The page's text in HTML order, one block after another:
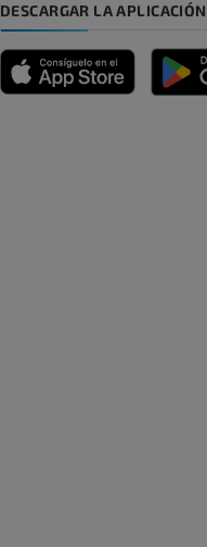
DESCARGAR LA APLICACIÓN